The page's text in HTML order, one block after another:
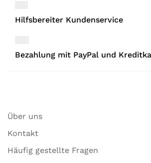
Hilfsbereiter Kundenservice
Bezahlung mit PayPal und
Über uns
Kontakt
Häufig gestellte Fragen